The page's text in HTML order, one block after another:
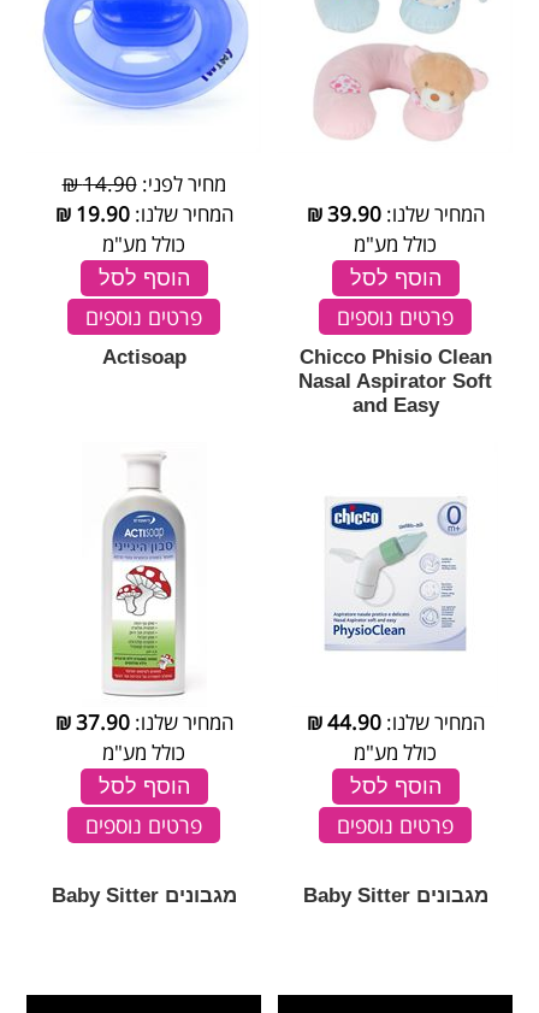
המחיר שלנו:39.90
₪
כולל מע"מ
הוסף לסל
פרטים נוספים
מחיר לפני:14.90 ₪
המחיר שלנו:19.90
₪
כולל מע"מ
הוסף לסל
פרטים נוספים
Chicco Phisio Clean
Nasal Aspirator Soft
and Easy
המחיר שלנו:44.90
₪
כולל מע"מ
הוסף לסל
פרטים נוספים
Actisoap
המחיר שלנו:37.90
₪
כולל מע"מ
הוסף לסל
פרטים נוספים
מגבונים Baby Sitter מגבונים Baby Sitter